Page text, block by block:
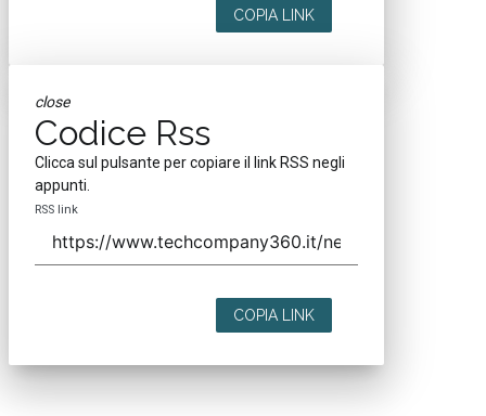
COPIA LINK
close
Codice Rss
Clicca sul pulsante per copiare il link RSS negli
appunti.
RSS link
COPIA LINK